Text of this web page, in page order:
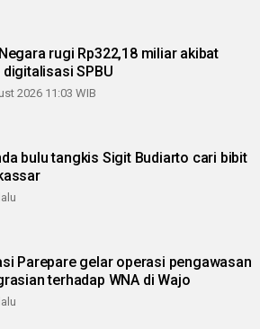
rugi Rp322,18 miliar akibat
digitalisasi SPBU
2026 11:03 WIB
bulu tangkis Sigit Budiarto cari bibit
Parepare gelar operasi pengawasan
terhadap WNA di Wajo